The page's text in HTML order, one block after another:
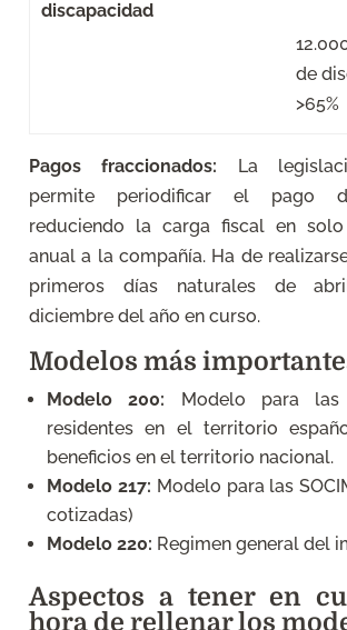
discapacidad
de
>65%
Pagos fraccionados:
La
permite periodificar el pago
reduciendo la carga fiscal en
anual a la compañía. Ha de
primeros días naturales de
diciembre del año en curso.
Modelos más
Modelo 200:
Modelo para las
residentes en el territorio
beneficios en el territorio nacional.
Modelo 217: Modelo para las
cotizadas)
Modelo 220: Regimen general del
Aspectos a tener en
hora de rellenar los